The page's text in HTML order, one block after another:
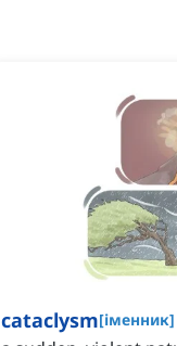
cataclysm[іменник]